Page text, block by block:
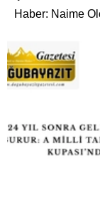
Haber: Naime